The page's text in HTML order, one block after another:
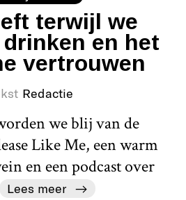
terwijl we
en het
vertrouwen
Redactie
we blij van de
Like Me, een warm
en een podcast over
Lees meer